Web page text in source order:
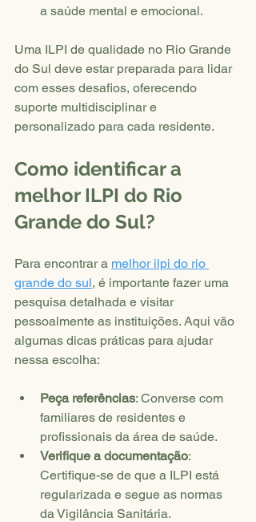
a saúde mental e emocional.
Uma ILPI de qualidade no Rio Grande
do Sul deve estar preparada para lidar
com esses desafios, oferecendo
suporte multidisciplinar e
personalizado para cada residente.
Como identificar a
melhor ILPI do Rio
Grande do Sul?
Para encontrar a melhor ilpi do rio
grande do sul, é importante fazer uma
pesquisa detalhada e visitar
pessoalmente as instituições. Aqui vão
algumas dicas práticas para ajudar
nessa escolha:
Peça referências: Converse com
familiares de residentes e
profissionais da área de saúde.
Verifique a documentação:
Certifique-se de que a ILPI está
regularizada e segue as normas
da Vigilância Sanitária.